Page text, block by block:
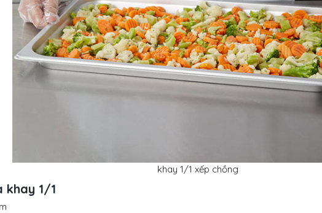
khay 1/1 xếp chồng
khay 1/1